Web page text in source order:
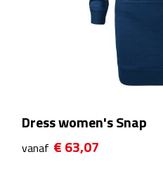
Drinkflessen
Opvouwbare drinkfles
Drinkflessen met karabijnhaak
Sportflessen
Thermosflessen
Dress women's Snap
vanaf € 63,07